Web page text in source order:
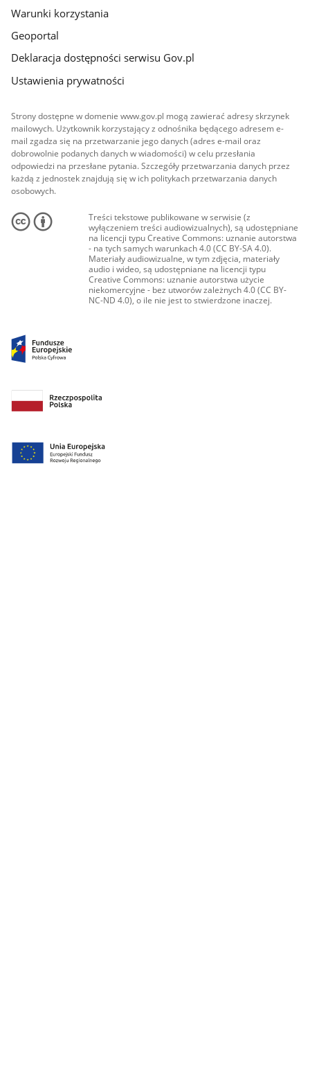
Warunki korzystania
Geoportal
Deklaracja dostępności serwisu Gov.pl
Ustawienia prywatności
Strony dostępne w domenie www.gov.pl mogą zawierać adresy skrzynek
mailowych. Użytkownik korzystający z odnośnika będącego adresem e-
mail zgadza się na przetwarzanie jego danych (adres e-mail oraz
dobrowolnie podanych danych w wiadomości) w celu przesłania
odpowiedzi na przesłane pytania. Szczegóły przetwarzania danych przez
każdą z jednostek znajdują się w ich politykach przetwarzania danych
osobowych.
Treści tekstowe publikowane w serwisie (z
wyłączeniem treści audiowizualnych), są udostępniane
na licencji typu Creative Commons: uznanie autorstwa
- na tych samych warunkach 4.0 (CC BY-SA 4.0).
Materiały audiowizualne, w tym zdjęcia, materiały
audio i wideo, są udostępniane na licencji typu
Creative Commons: uznanie autorstwa użycie
niekomercyjne - bez utworów zależnych 4.0 (CC BY-
NC-ND 4.0), o ile nie jest to stwierdzone inaczej.